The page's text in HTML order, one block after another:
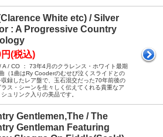
White etc) / Silver
: A Progressive Country
(税込)
A / CO ： 73年4月のクラレンス・ホワイト最期
（1曲はRy Cooderのむせび泣くスライドとの
録したレア盤で、玉石混交だった70年前後の
ラス・シーンを生々しく伝えてくれる貴重なア
ュリンク入りの美品です。
Gentlemen,The / The
Gentleman Featuring